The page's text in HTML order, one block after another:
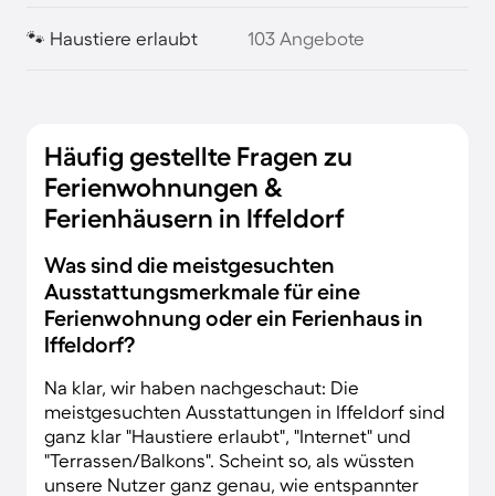
🐾 Haustiere erlaubt 103 Angebote
Häufig gestellte Fragen zu
Ferienwohnungen &
Ferienhäusern in Iffeldorf
Was sind die meistgesuchten
Ausstattungsmerkmale für eine
Ferienwohnung oder ein Ferienhaus in
Iffeldorf?
Na klar, wir haben nachgeschaut: Die
meistgesuchten Ausstattungen in Iffeldorf sind
ganz klar "Haustiere erlaubt", "Internet" und
"Terrassen/Balkons". Scheint so, als wüssten
unsere Nutzer ganz genau, wie entspannter